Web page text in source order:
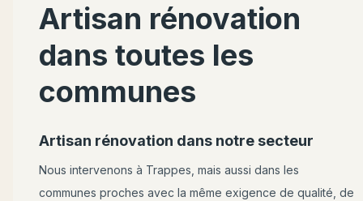
Artisan rénovation
dans toutes les
communes
Artisan rénovation dans notre secteur
Nous intervenons à Trappes , mais aussi dans les
communes proches avec la même exigence de qualité, de